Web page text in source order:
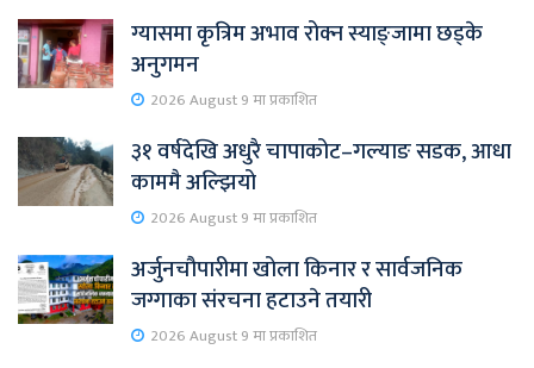
ग्यासमा कृत्रिम अभाव रोक्न स्याङ्जामा छड्के
अनुगमन
2026 August 9 मा प्रकाशित
३१ वर्षदेखि अधुरै चापाकोट–गल्याङ सडक, आधा
काममै अल्झियो
2026 August 9 मा प्रकाशित
अर्जुनचौपारीमा खोला किनार र सार्वजनिक
जग्गाका संरचना हटाउने तयारी
2026 August 9 मा प्रकाशित